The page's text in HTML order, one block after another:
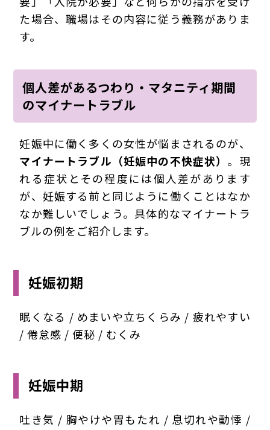
た場合、職場はその内容に従う義務がありま
す。
個人差があるつわり・マタニティ期間
のマイナートラブル
妊娠中に働く多くの女性が悩まされるのが、
マイナートラブル（妊娠中の不快症状） 。現
れる症状とその程度には個人差があります
が、妊娠する前と同じように働くことはなか
なか難しいでしょう。具体的なマイナートラ
ブルの例をご紹介します。
妊娠初期
眠くなる / めまいや立ちくらみ / 疲れやすい
/ 倦怠感 / 便秘 / むくみ
妊娠中期
吐き気 / 胸やけや胃もたれ / 息切れや動悸 /